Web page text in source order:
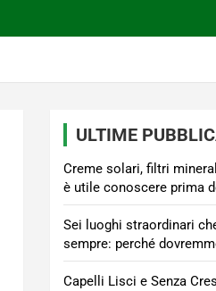
ULTIME
Creme solari, filtri
è utile conoscere prima
Sei luoghi straordinari
sempre: perché
Capelli Lisci e Senza